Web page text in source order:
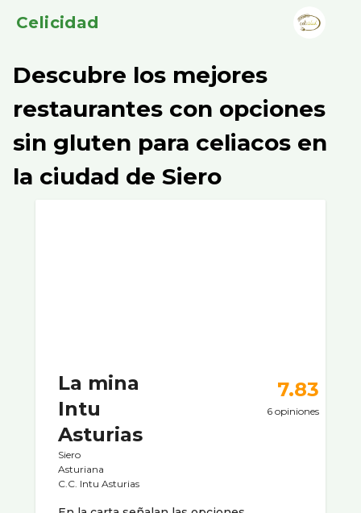
Celicidad
Descubre los mejores
restaurantes con opciones
sin gluten para celiacos en
la ciudad de Siero
La mina
Intu
Asturias
Siero
Asturiana
C.C. Intu Asturias
7.83
6 opiniones